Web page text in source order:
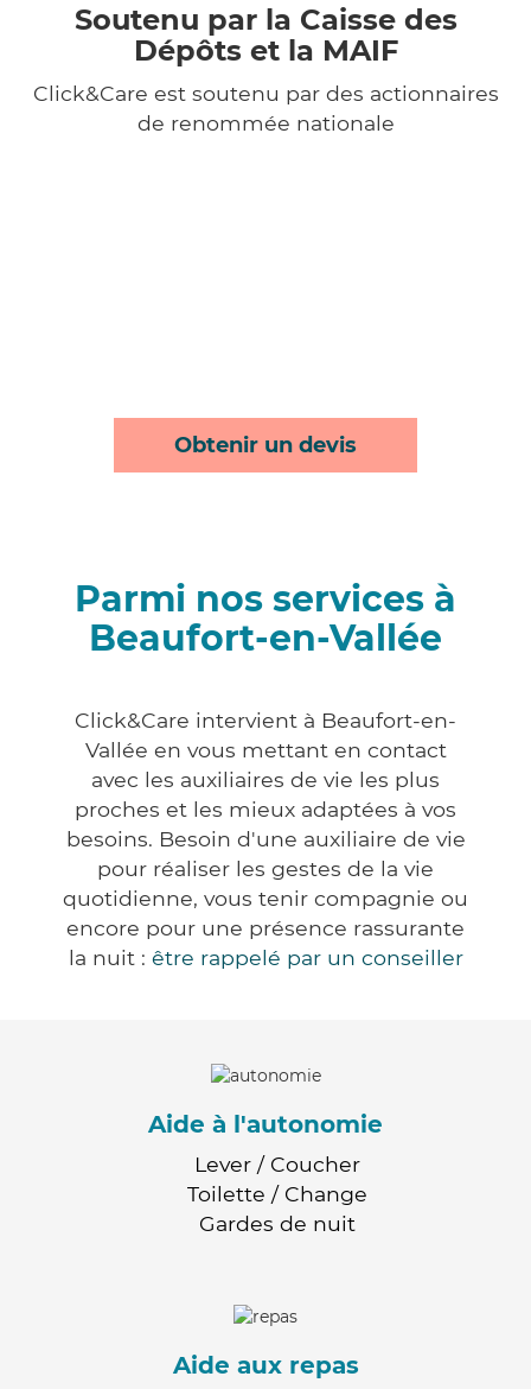
Soutenu par la Caisse des
Dépôts et la MAIF
Click&Care est soutenu par des actionnaires
de renommée nationale
Obtenir un devis
Parmi nos services à
Beaufort-en-Vallée
Click&Care intervient à Beaufort-en-
Vallée en vous mettant en contact
avec les auxiliaires de vie les plus
proches et les mieux adaptées à vos
besoins. Besoin d'une auxiliaire de vie
pour réaliser les gestes de la vie
quotidienne, vous tenir compagnie ou
encore pour une présence rassurante
la nuit : être rappelé par un conseiller
Aide à l'autonomie
Lever / Coucher
Toilette / Change
Gardes de nuit
Aide aux repas